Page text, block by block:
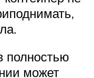
полностью
может